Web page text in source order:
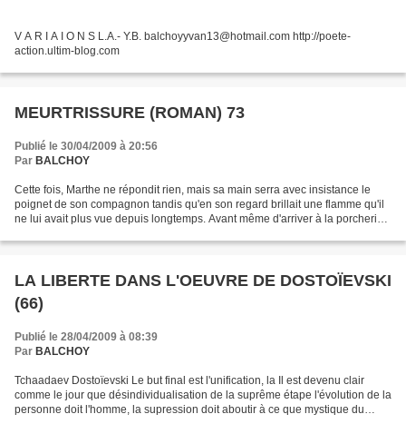
V A R I A I O N S L.A.- Y.B. balchoyyvan13@hotmail.com http://poete-
action.ultim-blog.com
MEURTRISSURE (ROMAN) 73
Publié le 30/04/2009 à 20:56
Par BALCHOY
Cette fois, Marthe ne répondit rien, mais sa main serra avec insistance le
poignet de son compagnon tandis qu'en son regard brillait une flamme qu'il
ne lui avait plus vue depuis longtemps. Avant même d'arriver à la porcherie,
LA LIBERTE DANS L'OEUVRE DE DOSTOÏEVSKI
(66)
Publié le 28/04/2009 à 08:39
Par BALCHOY
Tchaadaev Dostoïevski Le but final est l'unification, la Il est devenu clair
comme le jour que désindividualisation de la suprême étape l'évolution de la
personne doit l'homme, la supression doit aboutir à ce que mystique du